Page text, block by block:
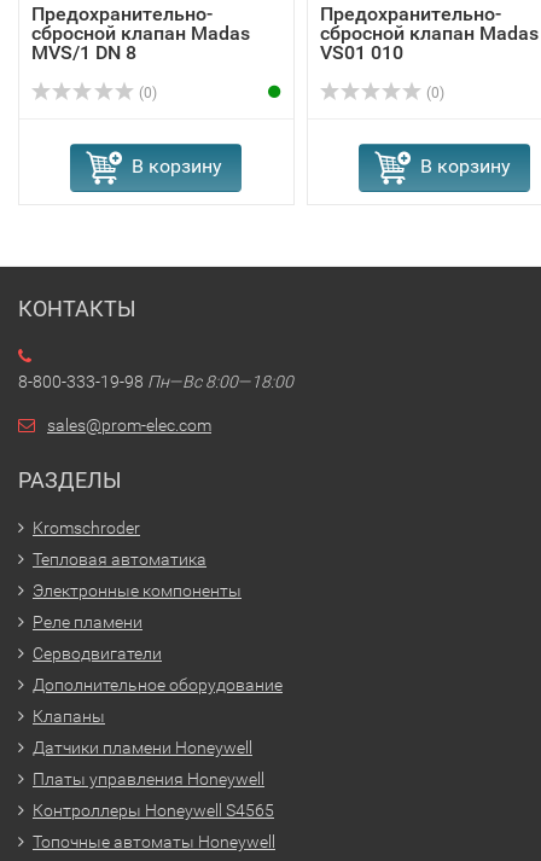
Предохранительно-
сбросной клапан Madas
MVS/1 DN 8
(0)
В корзину
Предохранительно-
сбросной клапан Madas
VS01 010
(0)
В корзину
КОНТАКТЫ
8-800-333-19-98 Пн—Вс 8:00—18:00
sales@prom-elec.com
РАЗДЕЛЫ
Kromschroder
Тепловая автоматика
Электронные компоненты
Реле пламени
Серводвигатели
Дополнительное оборудование
Клапаны
Датчики пламени Honeywell
Платы управления Honeywell
Контроллеры Honeywell S4565
Топочные автоматы Honeywell